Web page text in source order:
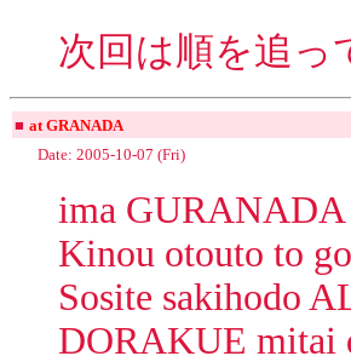
次回は順を追っ
■ at GRANADA
Date: 2005-10-07 (Fri)
ima GURANADA
Kinou otouto to
Sosite sakihodo
DORAKUE mitai